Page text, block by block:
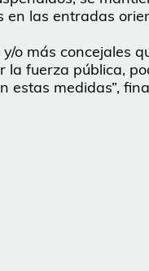
las entradas
o más concejales
la fuerza pública,
estas medidas”,